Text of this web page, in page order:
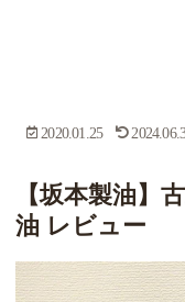
2020.01.25
【坂本製油】
油 レビュー